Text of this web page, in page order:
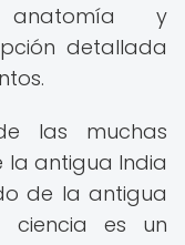
y
detallada
las muchas
la antigua India
de la antigua
es un